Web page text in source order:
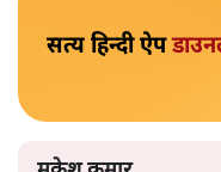
विश्वविद्यालय अनुदान
लागू किए गए नियमों का
जिनको लेकर उन्हें सख़्त